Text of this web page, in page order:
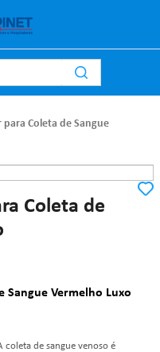
Coleta de Sangue
Coleta de
Vermelho Luxo
coleta de sangue venoso é